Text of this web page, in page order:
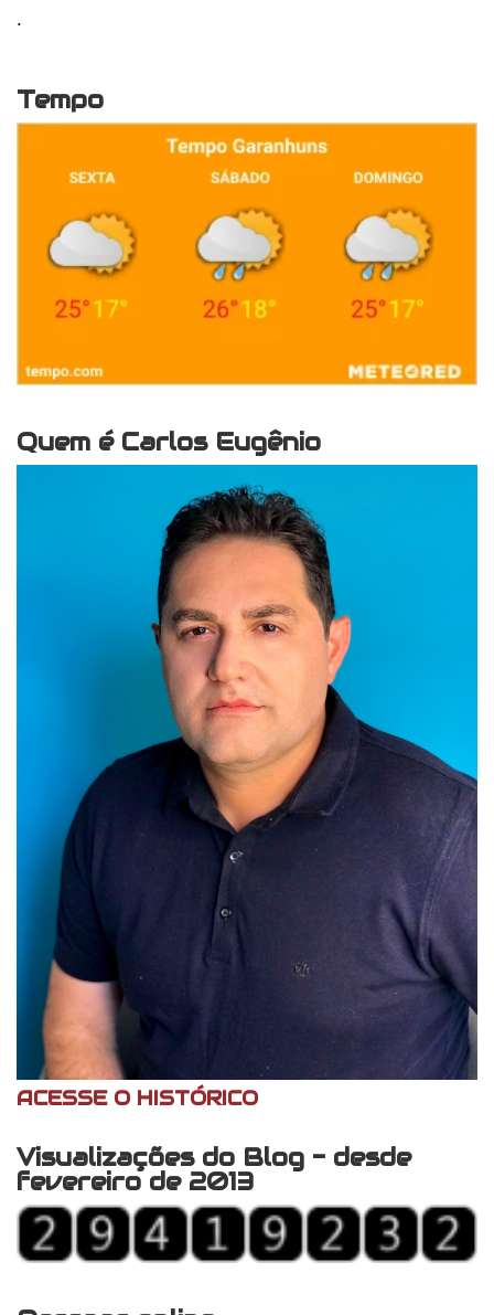
.
Tempo
Quem é Carlos Eugênio
ACESSE O HISTÓRICO
Visualizações do Blog - desde
fevereiro de 2013